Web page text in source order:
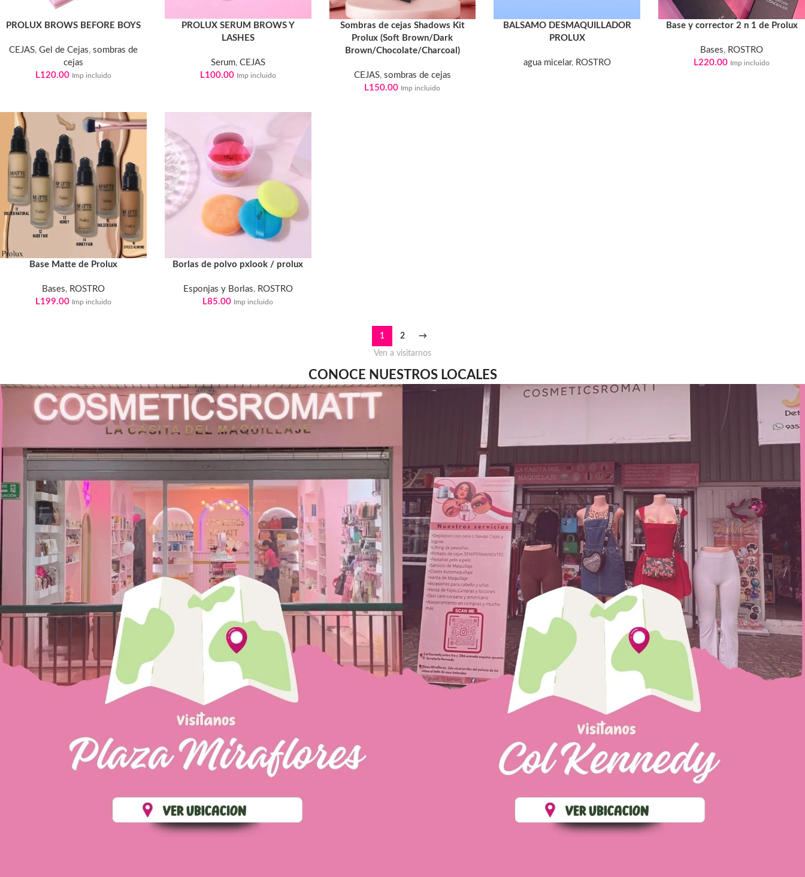
PROLUX BROWS BEFORE BOYS
CEJAS, Gel de Cejas, sombras de
cejas
L120.00 Imp incluido
PROLUX SERUM BROWS Y
LASHES
Serum, CEJAS
L100.00 Imp incluido
Sombras de cejas Shadows Kit
Prolux (Soft Brown/Dark
Brown/Chocolate/Charcoal)
CEJAS, sombras de cejas
L150.00 Imp incluido
BALSAMO DESMAQUILLADOR
PROLUX
agua micelar, ROSTRO
Base y corrector 2 n 1 de Prolux
Bases, ROSTRO
L220.00 Imp incluido
Base Matte de Prolux
Bases, ROSTRO
L199.00 Imp incluido
Borlas de polvo pxlook / prolux
Esponjas y Borlas, ROSTRO
L85.00 Imp incluido
1 2 →
Ven a visitarnos
CONOCE NUESTROS LOCALES